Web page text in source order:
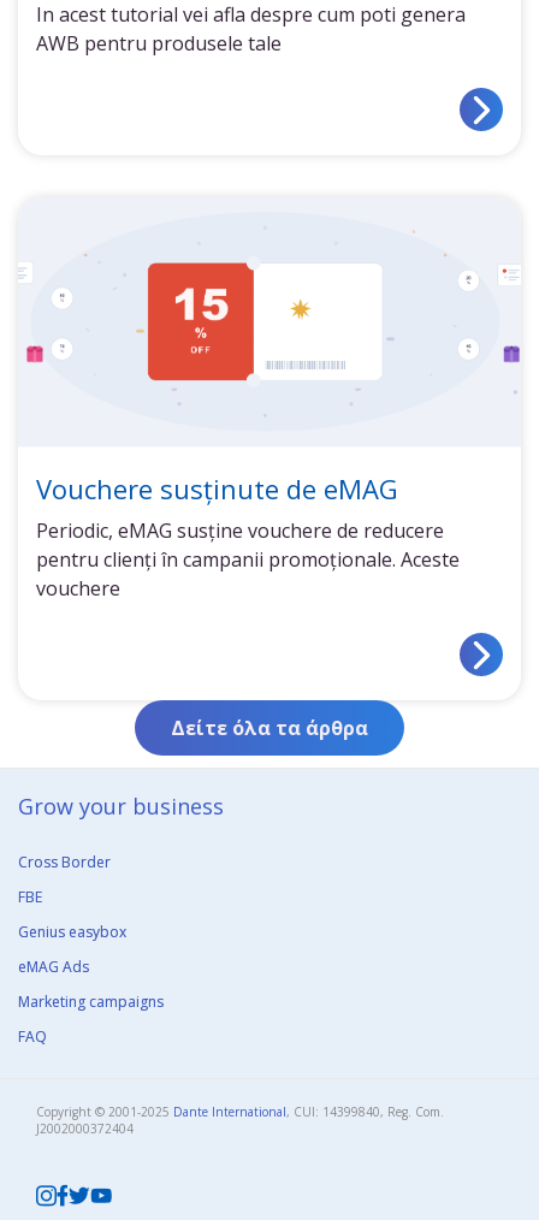
In acest tutorial vei afla despre cum poti genera
AWB pentru produsele tale
Vouchere susținute de eMAG
Periodic, eMAG susține vouchere de reducere
pentru clienți în campanii promoționale. Aceste
vouchere
Δείτε όλα τα άρθρα
Grow your business​
Cross Border
FBE
Genius easybox
eMAG Ads
Marketing campaigns
FAQ
Copyright © 2001-2025 Dante International, CUI: 14399840, Reg. Com.
J2002000372404​